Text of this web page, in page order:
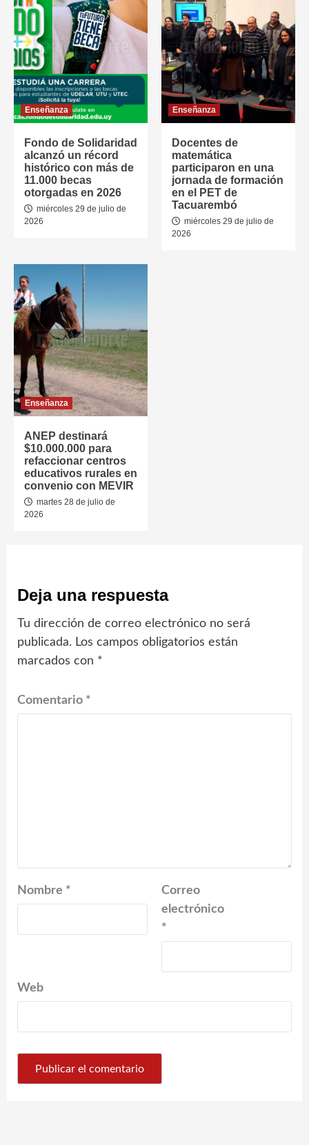
Enseñanza
Fondo de Solidaridad
alcanzó un récord
histórico con más de
11.000 becas
otorgadas en 2026
miércoles 29 de julio de
2026
Enseñanza
Docentes de
matemática
participaron en una
jornada de formación
en el PET de
Tacuarembó
miércoles 29 de julio de
2026
Enseñanza
ANEP destinará
$10.000.000 para
refaccionar centros
educativos rurales en
convenio con MEVIR
martes 28 de julio de
2026
Deja una respuesta
Tu dirección de correo electrónico no será
publicada. Los campos obligatorios están
marcados con *
Comentario *
Nombre *
Correo
electrónico
*
Web